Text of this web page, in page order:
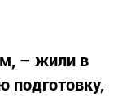
– жили в
подготовку,